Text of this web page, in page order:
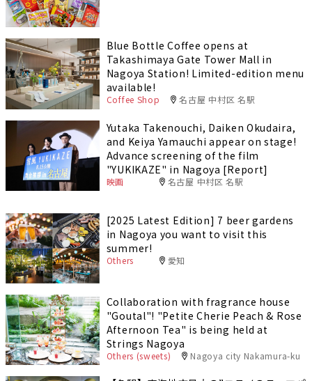
Blue Bottle Coffee opens at
Takashimaya Gate Tower Mall in
Nagoya Station! Limited-edition menu
available!
Coffee Shop 名古屋 中村区 名駅
Yutaka Takenouchi, Daiken Okudaira,
and Keiya Yamauchi appear on stage!
Advance screening of the film
"YUKIKAZE" in Nagoya [Report]
映画 名古屋 中村区 名駅
[2025 Latest Edition] 7 beer gardens
in Nagoya you want to visit this
summer!
Others 愛知
Collaboration with fragrance house
"Goutal"! "Petite Cherie Peach & Rose
Afternoon Tea" is being held at
Strings Nagoya
Others (sweets) Nagoya city Nakamura-ku